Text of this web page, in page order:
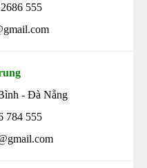
555
- Đà Nẵng
784 555